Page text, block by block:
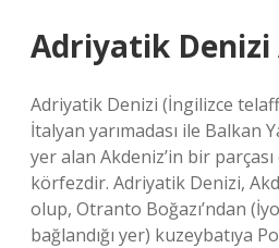
Adriyatik Denizi
Adriyatik Denizi (İngilizce
İtalyan yarımadası ile Balkan
yer alan Akdeniz’in bir
körfezdir. Adriyatik Denizi,
olup, Otranto Boğazı’ndan
bağlandığı yer) kuzeybatıya